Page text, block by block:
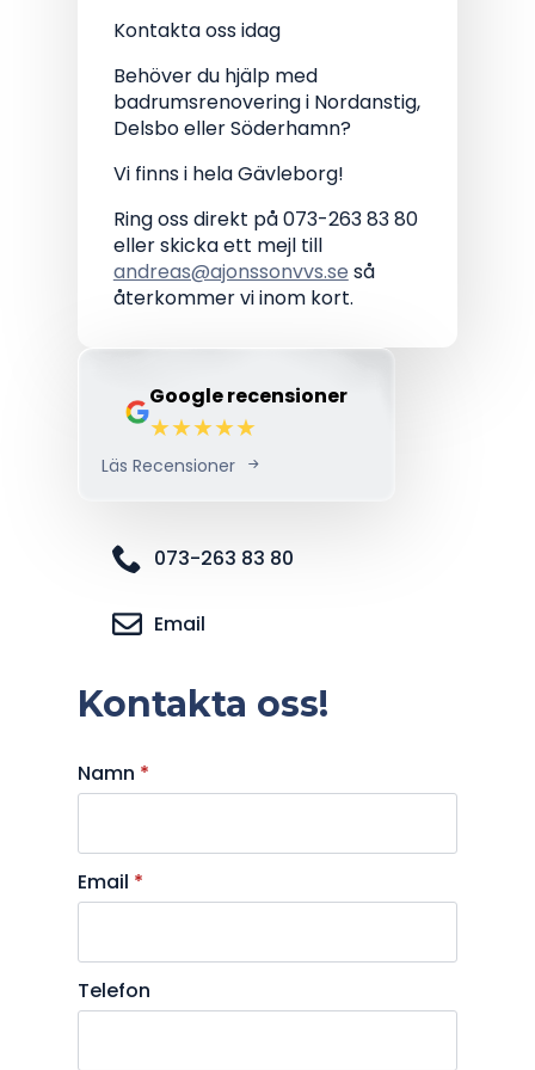
Kontakta oss idag
Behöver du hjälp med
badrumsrenovering i Nordanstig,
Delsbo eller Söderhamn?
Vi finns i hela Gävleborg!
Ring oss direkt på 073-263 83 80
eller skicka ett mejl till
andreas@ajonssonvvs.se så
återkommer vi inom kort.
Google recensioner
Läs Recensioner
073-263 83 80
Email
Kontakta oss!
Namn *
Email *
Telefon